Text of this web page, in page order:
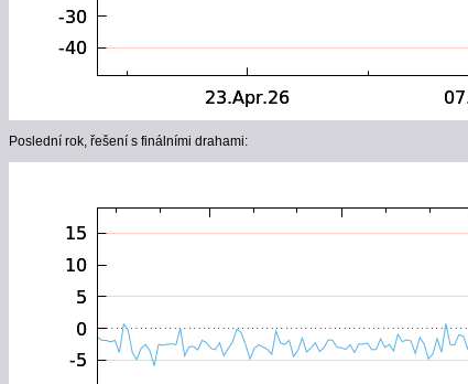
Poslední rok, řešení s finálními drahami: